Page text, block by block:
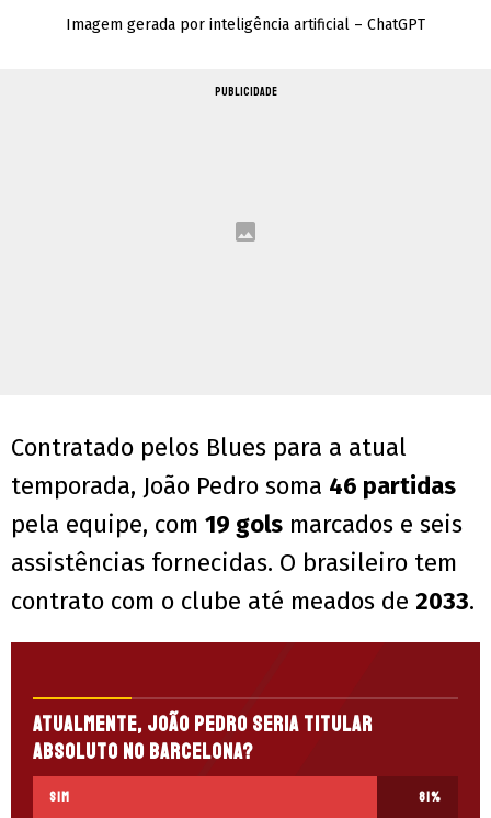
Imagem gerada por inteligência artificial – ChatGPT
PUBLICIDADE
Contratado pelos Blues para a atual
temporada, João Pedro soma 46 partidas
pela equipe, com 19 gols marcados e seis
assistências fornecidas. O brasileiro tem
contrato com o clube até meados de 2033.
Atualmente, João Pedro seria titular
absoluto no Barcelona?
Sim 81%